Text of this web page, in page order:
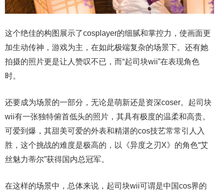
这个绝佳的构图展示了cosplayer的细腻和掌控力，使画面更
加生动传神，游戏为主，在如此极端复杂的场景下。还有她
拍摄的照片更是让人赞叹不已，而“起司块wii”在表现角色
时。
还要成为场景的一部分，无论是萌新还是资深coser。起司块
wii有一张独特俯首低头的照片，其具有极度的温柔和高贵。
可爱到爆，其甜美可爱的外表和精湛的cos技艺常常引人入
胜，这个挑战的难度是极高的，以《异度之刃X》的角色“艾
丝魅力蒂尔”获得国内总冠军。
在这样的场景中，总体来说，起司块wii可谓是中国cos界的